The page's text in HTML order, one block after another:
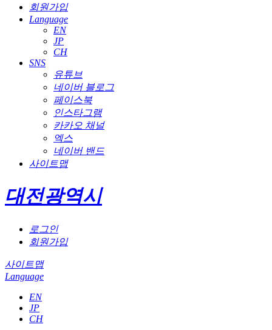
회원가입
Language
EN
JP
CH
SNS
유튜브
네이버 블로그
페이스북
인스타그램
카카오 채널
엑스
네이버 밴드
사이트맵
대전광역시
로그인
회원가입
사이트맵
Language
EN
JP
CH